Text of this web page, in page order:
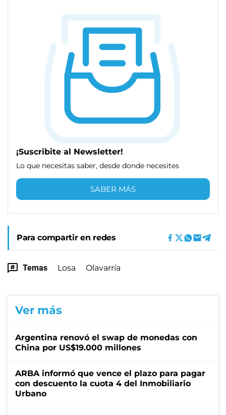
¡Suscribite al Newsletter!
Lo que necesitas saber, desde donde necesites
SABER MÁS
Para compartir en redes
Temas Losa Olavarría
Ver más
Argentina renovó el swap de monedas con
China por US$19.000 millones
ARBA informó que vence el plazo para pagar
con descuento la cuota 4 del Inmobiliario
Urbano